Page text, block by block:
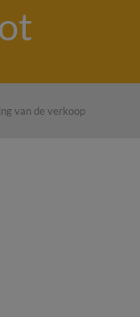
van de verkoop